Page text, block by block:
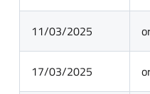
11/03/2025
17/03/2025